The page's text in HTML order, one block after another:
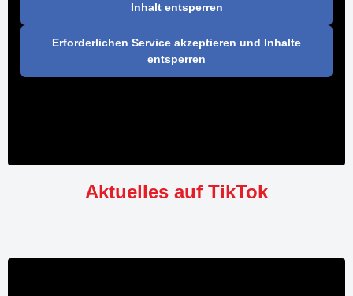
Inhalt entsperren
Erforderlichen Service akzeptieren und Inhalte
entsperren
Aktuelles auf TikTok